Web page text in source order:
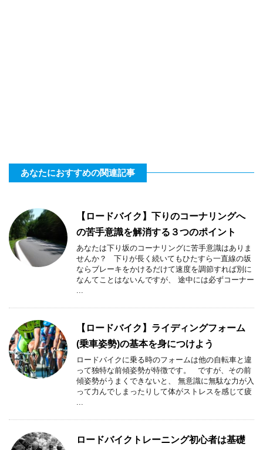
あなたにおすすめの関連記事
【ロードバイク】下りのコーナリングへ
の苦手意識を解消する３つのポイント
あなたは下り坂のコーナリングに苦手意識はありま
せんか？ 下りが長く続いてもひたすら一直線の坂
ならブレーキをかけるだけて速度を調節すれば別に
なんてことはないんですが、 途中には必ずコーナー
...
【ロードバイク】ライディングフォーム
(乗車姿勢)の基本を身につけよう
ロードバイクに乗る時のフォームは他の自転車と違
って独特な前傾姿勢が特徴です。 ですが、その前
傾姿勢がうまくできないと、 無意識に無駄な力が入
って力んでしまったりして体がストレスを感じて疲
...
ロードバイクトレーニング初心者は基礎